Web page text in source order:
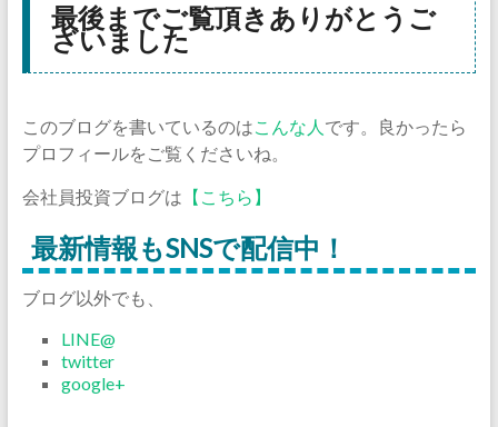
最後までご覧頂きありがとうご
ざいました
このブログを書いているのはこんな人 です。良かったら
プロフィールをご覧くださいね。
会社員投資ブログは 【こちら】
最新情報もSNSで配信中！
ブログ以外でも、
LINE@
twitter
google+